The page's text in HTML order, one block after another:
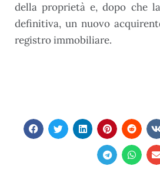
della proprietà e, dopo che
definitiva, un nuovo
registro immobiliare.